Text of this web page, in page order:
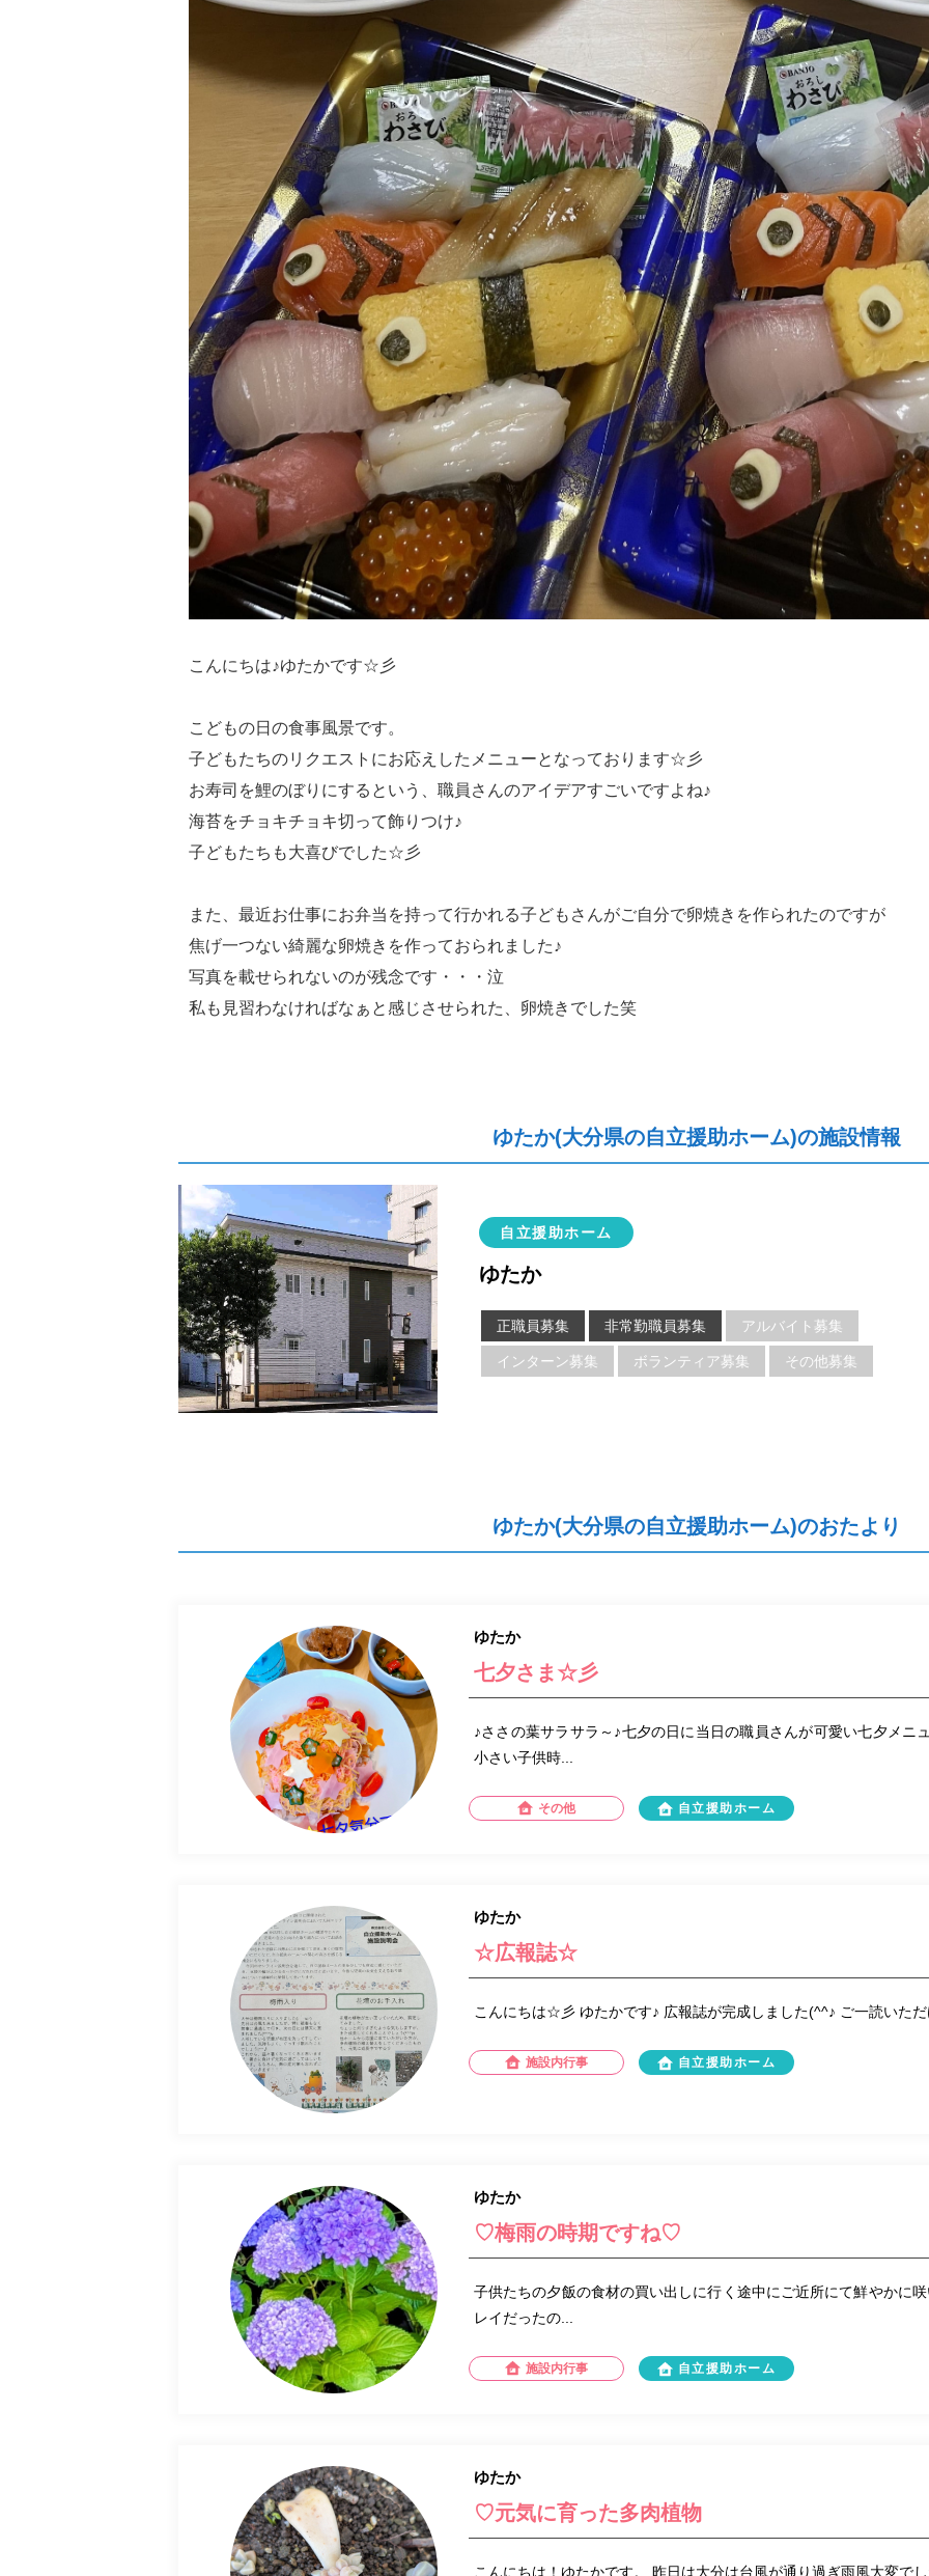
こんにちは♪ゆたかです☆彡
こどもの日の食事風景です。
子どもたちのリクエストにお応えしたメニューとなっております☆彡
お寿司を鯉のぼりにするという、職員さんのアイデアすごいですよね♪
海苔をチョキチョキ切って飾りつけ♪
子どもたちも大喜びでした☆彡
また、最近お仕事にお弁当を持って行かれる子どもさんがご自分で卵焼きを作られたのですが
焦げ一つない綺麗な卵焼きを作っておられました♪
写真を載せられないのが残念です・・・泣
私も見習わなければなぁと感じさせられた、卵焼きでした笑
ゆたか(大分県の自立援助ホーム)の施設情報
自立援助ホーム
ゆたか
正職員募集 非常勤職員募集 アルバイト募集
インターン募集 ボランティア募集 その他募集
ゆたか(大分県の自立援助ホーム)のおたより
ゆたか
七夕さま☆彡
♪ささの葉サラサラ～♪七夕の日に当日の職員さんが可愛い七夕メニ
小さい子供時...
その他 自立援助ホーム
ゆたか
☆広報誌☆
こんにちは☆彡 ゆたかです♪ 広報誌が完成しました(^^♪ ご一読いた
施設内行事 自立援助ホーム
ゆたか
♡梅雨の時期ですね♡
子供たちの夕飯の食材の買い出しに行く途中にご近所にて鮮やかに
レイだったの...
施設内行事 自立援助ホーム
ゆたか
♡元気に育った多肉植物
こんにちは！ゆたかです。 昨日は大分は台風が通り過ぎ雨風大変で